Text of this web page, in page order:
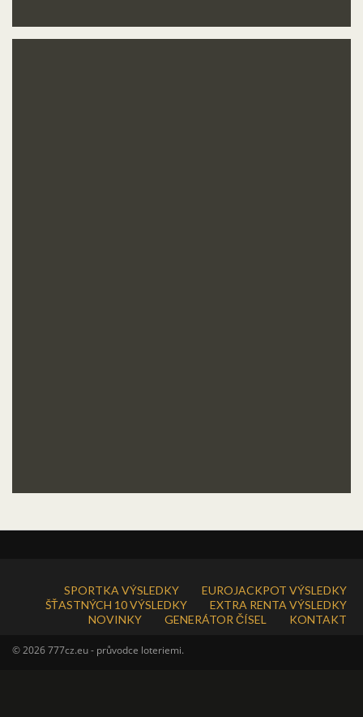
SPORTKA VÝSLEDKY
EUROJACKPOT VÝSLEDKY
ŠŤASTNÝCH 10 VÝSLEDKY
EXTRA RENTA VÝSLEDKY
NOVINKY
GENERÁTOR ČÍSEL KONTAKT
© 2026 777cz.eu - průvodce loteriemi.